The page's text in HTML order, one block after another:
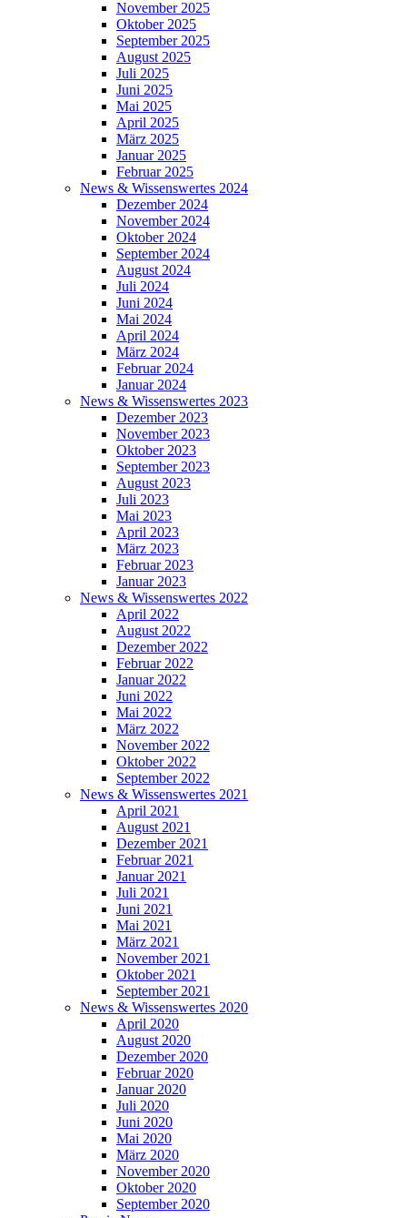
November 2025
Oktober 2025
September 2025
August 2025
Juli 2025
Juni 2025
Mai 2025
April 2025
März 2025
Januar 2025
Februar 2025
News & Wissenswertes 2024
Dezember 2024
November 2024
Oktober 2024
September 2024
August 2024
Juli 2024
Juni 2024
Mai 2024
April 2024
März 2024
Februar 2024
Januar 2024
News & Wissenswertes 2023
Dezember 2023
November 2023
Oktober 2023
September 2023
August 2023
Juli 2023
Mai 2023
April 2023
März 2023
Februar 2023
Januar 2023
News & Wissenswertes 2022
April 2022
August 2022
Dezember 2022
Februar 2022
Januar 2022
Juni 2022
Mai 2022
März 2022
November 2022
Oktober 2022
September 2022
News & Wissenswertes 2021
April 2021
August 2021
Dezember 2021
Februar 2021
Januar 2021
Juli 2021
Juni 2021
Mai 2021
März 2021
November 2021
Oktober 2021
September 2021
News & Wissenswertes 2020
April 2020
August 2020
Dezember 2020
Februar 2020
Januar 2020
Juli 2020
Juni 2020
Mai 2020
März 2020
November 2020
Oktober 2020
September 2020